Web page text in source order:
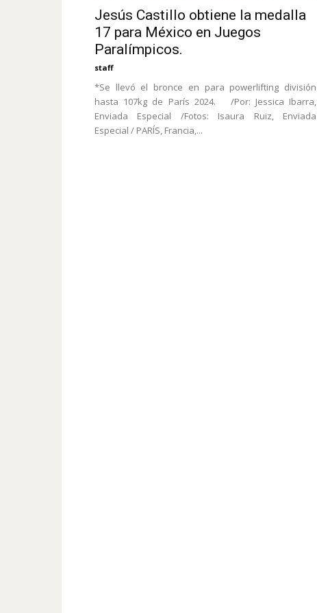
Jesús Castillo obtiene la medalla
17 para México en Juegos
Paralímpicos.
staff
*Se llevó el bronce en para powerlifting división
hasta 107kg de París 2024. /Por: Jessica Ibarra,
Enviada Especial /Fotos: Isaura Ruiz, Enviada
Especial / PARÍS, Francia,...